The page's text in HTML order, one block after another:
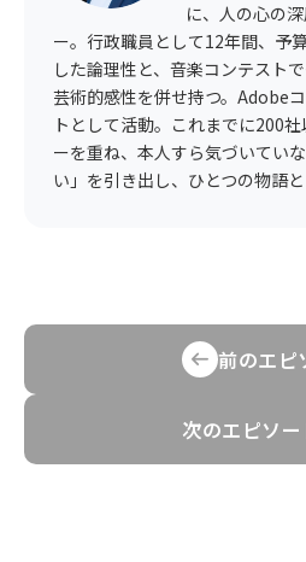
に、人の心の
ー。行政職員として12年間、予
した論理性と、音楽コンテスト
芸術的感性を併せ持つ。Adobe
トとして活動。これまでに200
ーを重ね、本人すら気づいてい
い」を引き出し、ひとつの物語と
前のエピ
次のエピソー